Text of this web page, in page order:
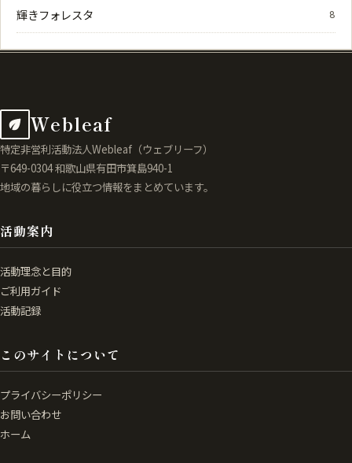
輝きフォレスタ 8
Webleaf
特定非営利活動法人Webleaf（ウェブリーフ）
〒649-0304 和歌山県有田市箕島940-1
地域の暮らしに役立つ情報をまとめています。
活動案内
活動理念と目的
ご利用ガイド
活動記録
このサイトについて
プライバシーポリシー
お問い合わせ
ホーム